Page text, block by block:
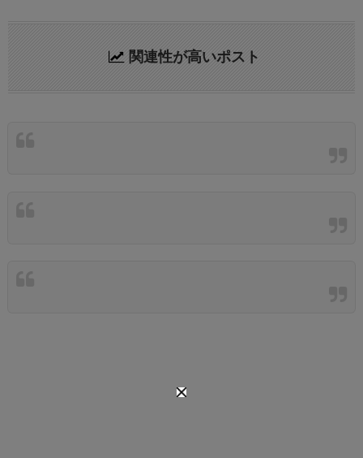
関連性が高いポスト